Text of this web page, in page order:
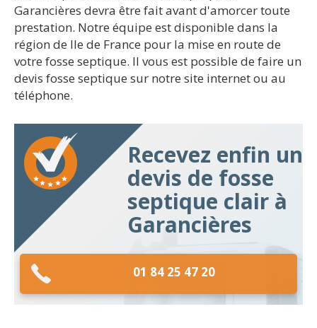
Garancières devra être fait avant d'amorcer toute
prestation. Notre équipe est disponible dans la
région de Ile de France pour la mise en route de
votre fosse septique. Il vous est possible de faire un
devis fosse septique sur notre site internet ou au
téléphone.
Recevez enfin un
devis de fosse
septique clair à
Garancières
01 84 25 47 20